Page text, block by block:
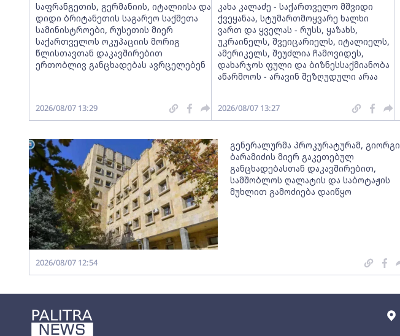
საფრანგეთის, გერმანიის, იტალიისა და
დიდი ბრიტანეთის საგარეო საქმეთა
სამინისტროები, რუსეთის მიერ
საქართველოს ოკუპაციის მორიგ
წლისთავთან დაკავშირებით
ერთობლივ განცხადებას ავრცელებენ
2026/08/07 13:29
კახა კალაძე - საქართველო მშვიდი
ქვეყანაა, სტუმართმოყვარე ხალხი
ვართ და ყველას - რუსს, ყაზახს,
უკრაინელს, შვეიცარიელს, იტალიელს,
ამერიკელს, შეუძლია ჩამოვიდეს,
დახარჯოს ფული და ბიზნესსაქმიანობა
აწარმოოს - არავინ შეზღუდული არაა
2026/08/07 13:27
გენერალურმა პროკურატურამ, გიორგი
ბარამიძის მიერ გაკეთებულ
განცხადებასთან დაკავშირებით,
სამშობლოს ღალატის და საბოტაჟის
მუხლით გამოძიება დაიწყო
2026/08/07 12:54